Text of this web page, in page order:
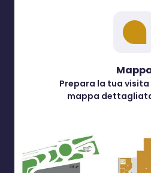
Prepara la tua
mappa